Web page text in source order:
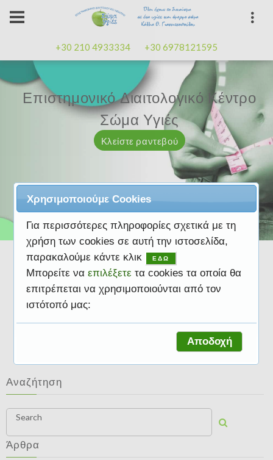
+30 210 4933334 +30 6978121595
Επαγγελματισμός, εμπειρίακαλή
διάθεση
Κλείστε ραντεβού
Επιστημονικό Διαιτολογικό Κέντρο
Σώμα Υγιές
Κλείστε ραντεβού
Μαζί μας μπορείτε
Κλείστε ραντεβού
Επαγγελματισμός, εμπειρίακαλή
διάθεση
Κλείστε ραντεβού
Επιστημονικό Διαιτολογικό Κέντρο
Σώμα Υγιές
Κλείστε ραντεβού
Διατροφικές συμβουλές
Αναζήτηση
Search
Άρθρα
Χρησιμοποιούμε Cookies
Για περισσότερες πληροφορίες σχετικά με τη
χρήση των cookies σε αυτή την ιστοσελίδα,
παρακαλούμε κάντε κλικ
ΕΔΩ
Μπορείτε να επιλέξετε τα cookies τα οποία θα
επιτρέπεται να χρησιμοποιούνται από τον
ιστότοπό μας:
Αποδοχή